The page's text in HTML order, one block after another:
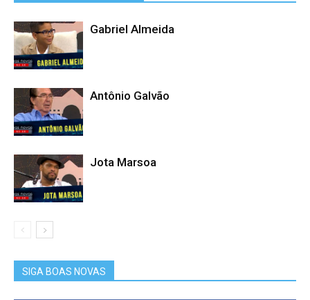
Gabriel Almeida
Antônio Galvão
Jota Marsoa
SIGA BOAS NOVAS